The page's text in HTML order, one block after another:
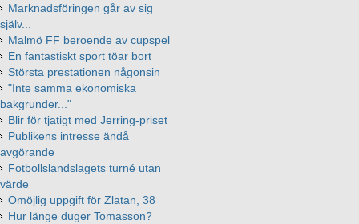
Marknadsföringen går av sig
själv...
Malmö FF beroende av cupspel
En fantastiskt sport töar bort
Största prestationen någonsin
"Inte samma ekonomiska
bakgrunder..."
Blir för tjatigt med Jerring-priset
Publikens intresse ändå
avgörande
Fotbollslandslagets turné utan
värde
Omöjlig uppgift för Zlatan, 38
Hur länge duger Tomasson?